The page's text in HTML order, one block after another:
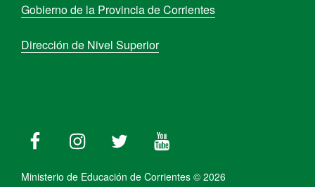
Gobierno de la Provincia de Corrientes
Dirección de Nivel Superior
Ministerio de Educación de Corrientes © 2026